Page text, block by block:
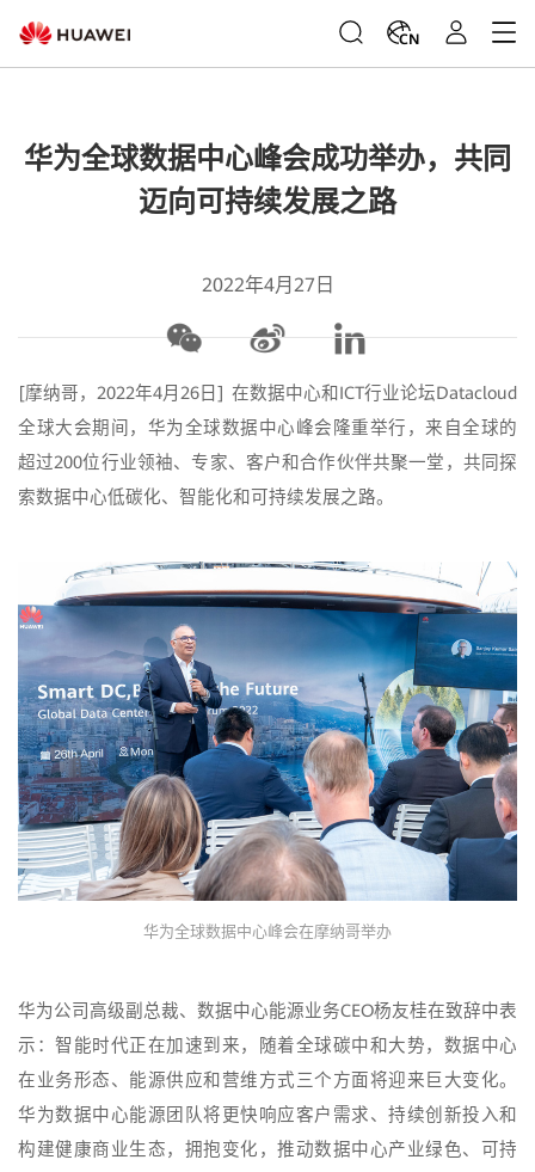
CN
华为全球数据中心峰会成功举办，共同
迈向可持续发展之路
2022年4月27日
[摩纳哥，2022年4月26日] 在数据中心和ICT行业论坛Datacloud
全球大会期间，华为全球数据中心峰会隆重举行，来自全球的
超过200位行业领袖、专家、客户和合作伙伴共聚一堂，共同探
索数据中心低碳化、智能化和可持续发展之路。
华为全球数据中心峰会在摩纳哥举办
华为公司高级副总裁、数据中心能源业务CEO杨友桂在致辞中表
示：智能时代正在加速到来，随着全球碳中和大势，数据中心
在业务形态、能源供应和营维方式三个方面将迎来巨大变化。
华为数据中心能源团队将更快响应客户需求、持续创新投入和
构建健康商业生态，拥抱变化，推动数据中心产业绿色、可持